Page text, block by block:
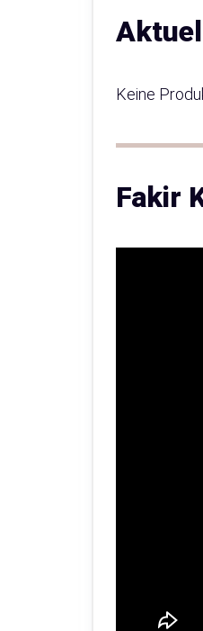
Keine
Fakir